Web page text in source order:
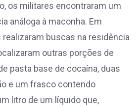
os militares encontraram um
análoga à maconha. Em
realizaram buscas na residência
outras porções de
pasta base de cocaína, duas
e um frasco contendo
litro de um líquido que,